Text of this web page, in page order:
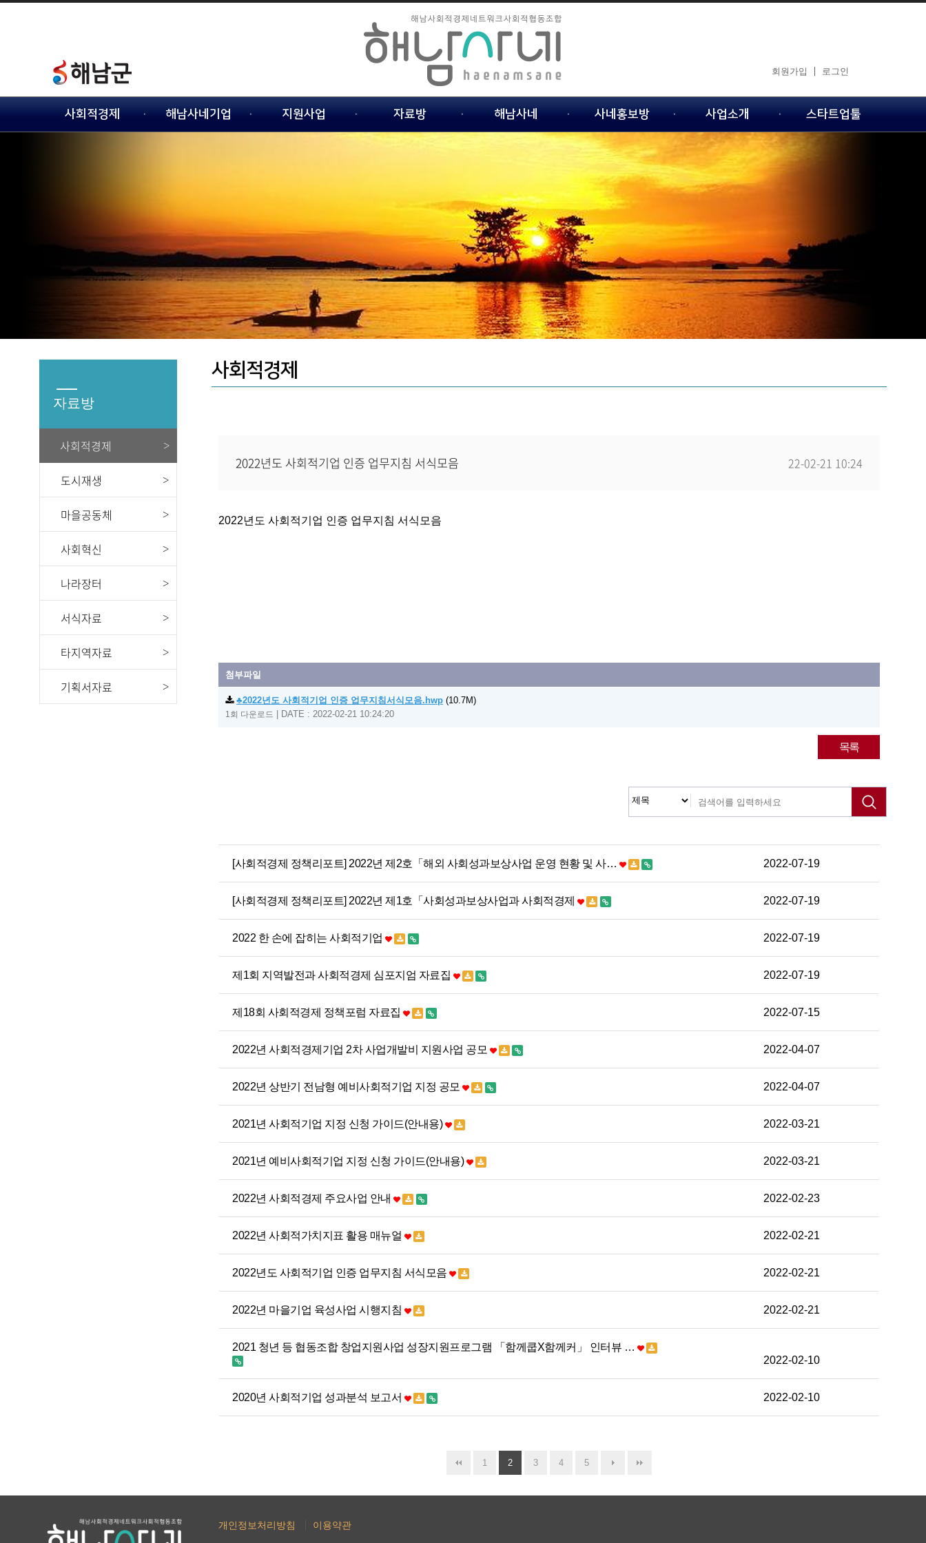
회원가입 로그인
사회적경제 해남사네기업 지원사업 자료방 해남사네 사네홍보방 사업소개 스타트업툴
자료방
사회적경제
도시재생
마을공동체
사회혁신
나라장터
서식자료
타지역자료
기획서자료
사회적경제
2022년도 사회적기업 인증 업무지침 서식모음 22-02-21 10:24
2022년도 사회적기업 인증 업무지침 서식모음
첨부파일
♣2022년도 사회적기업 인증 업무지침서식모음.hwp (10.7M)
1회 다운로드 DATE : 2022-02-21 10:24:20
목록
[사회적경제 정책리포트] 2022년 제2호「해외 사회성과보상사업 운영 현황 및 사… 2022-07-19
[사회적경제 정책리포트] 2022년 제1호「사회성과보상사업과 사회적경제 2022-07-19
2022 한 손에 잡히는 사회적기업 2022-07-19
제1회 지역발전과 사회적경제 심포지엄 자료집 2022-07-19
제18회 사회적경제 정책포럼 자료집 2022-07-15
2022년 사회적경제기업 2차 사업개발비 지원사업 공모 2022-04-07
2022년 상반기 전남형 예비사회적기업 지정 공모 2022-04-07
2021년 사회적기업 지정 신청 가이드(안내용) 2022-03-21
2021년 예비사회적기업 지정 신청 가이드(안내용) 2022-03-21
2022년 사회적경제 주요사업 안내 2022-02-23
2022년 사회적가치지표 활용 매뉴얼 2022-02-21
2022년도 사회적기업 인증 업무지침 서식모음 2022-02-21
2022년 마을기업 육성사업 시행지침 2022-02-21
2021 청년 등 협동조합 창업지원사업 성장지원프로그램 「함께쿱X함께커」 인터뷰 …
2022-02-10
2020년 사회적기업 성과분석 보고서 2022-02-10
1 2 3 4 5
개인정보처리방침 이용약관